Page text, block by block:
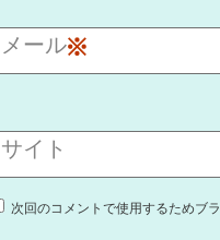
メール※
サイト
次回のコメントで使用するためブ